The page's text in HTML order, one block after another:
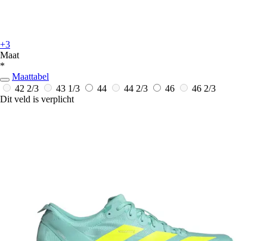
+3
Maat
*
Maattabel
42 2/3
43 1/3 44 44 2/3 46
46 2/3
Dit veld is verplicht